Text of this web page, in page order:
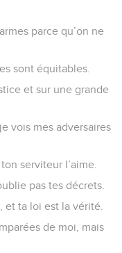
parce qu’on ne
sont équitables.
et sur une grande
vois mes adversaires
serviteur l’aime.
pas tes décrets.
ta loi est la vérité.
de moi, mais